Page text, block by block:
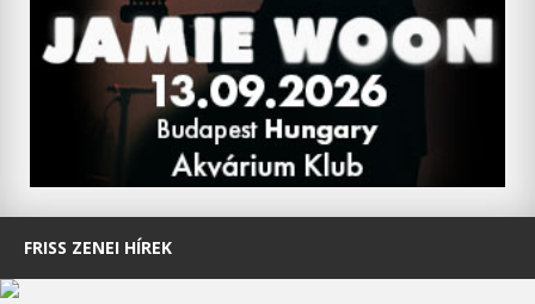
FRISS ZENEI HÍREK